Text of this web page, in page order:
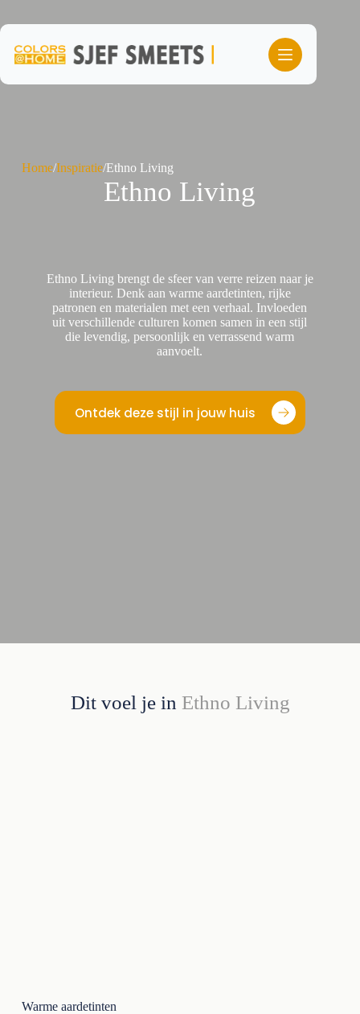
de
inhoud
Home/Inspiratie/Ethno Living
Ethno Living
Ethno Living brengt de sfeer van verre reizen naar je
interieur. Denk aan warme aardetinten, rijke
patronen en materialen met een verhaal. Invloeden
uit verschillende culturen komen samen in een stijl
die levendig, persoonlijk en verrassend warm
aanvoelt.
Ontdek deze stijl in jouw huis
Dit voel je in Ethno Living
Warme aardetinten